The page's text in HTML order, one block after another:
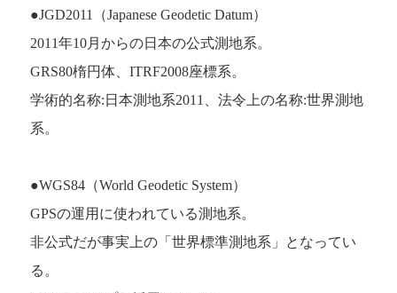
●JGD2011（Japanese Geodetic Datum）
2011年10月からの日本の公式測地系。
GRS80楕円体、ITRF2008座標系。
学術的名称:日本測地系2011、法令上の名称:世界測地
系。
●WGS84（World Geodetic System）
GPSの運用に使われている測地系。
非公式だが事実上の「世界標準測地系」となってい
る。